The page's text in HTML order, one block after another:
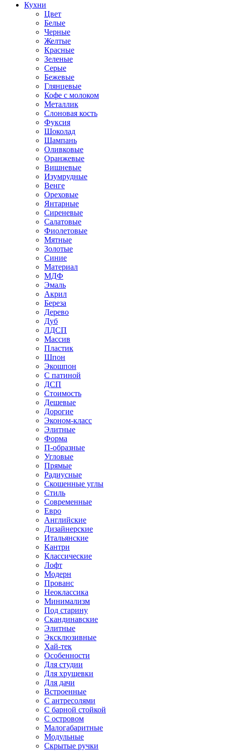
Кухни
Цвет
Белые
Черные
Желтые
Красные
Зеленые
Серые
Бежевые
Глянцевые
Кофе с молоком
Металлик
Слоновая кость
Фуксия
Шоколад
Шампань
Оливковые
Оранжевые
Вишневые
Изумрудные
Венге
Ореховые
Янтарные
Сиреневые
Салатовые
Фиолетовые
Мятные
Золотые
Синие
Материал
МДФ
Эмаль
Акрил
Береза
Дерево
Дуб
ЛДСП
Массив
Пластик
Шпон
Экошпон
С патиной
ДСП
Стоимость
Дешевые
Дорогие
Эконом-класс
Элитные
Форма
П-образные
Угловые
Прямые
Радиусные
Скошенные углы
Стиль
Современные
Евро
Английские
Дизайнерские
Итальянские
Кантри
Классические
Лофт
Модерн
Прованс
Неоклассика
Минимализм
Под старину
Скандинавские
Элитные
Эксклюзивные
Хай-тек
Особенности
Для студии
Для хрущевки
Для дачи
Встроенные
С антресолями
С барной стойкой
С островом
Малогабаритные
Модульные
Скрытые ручки